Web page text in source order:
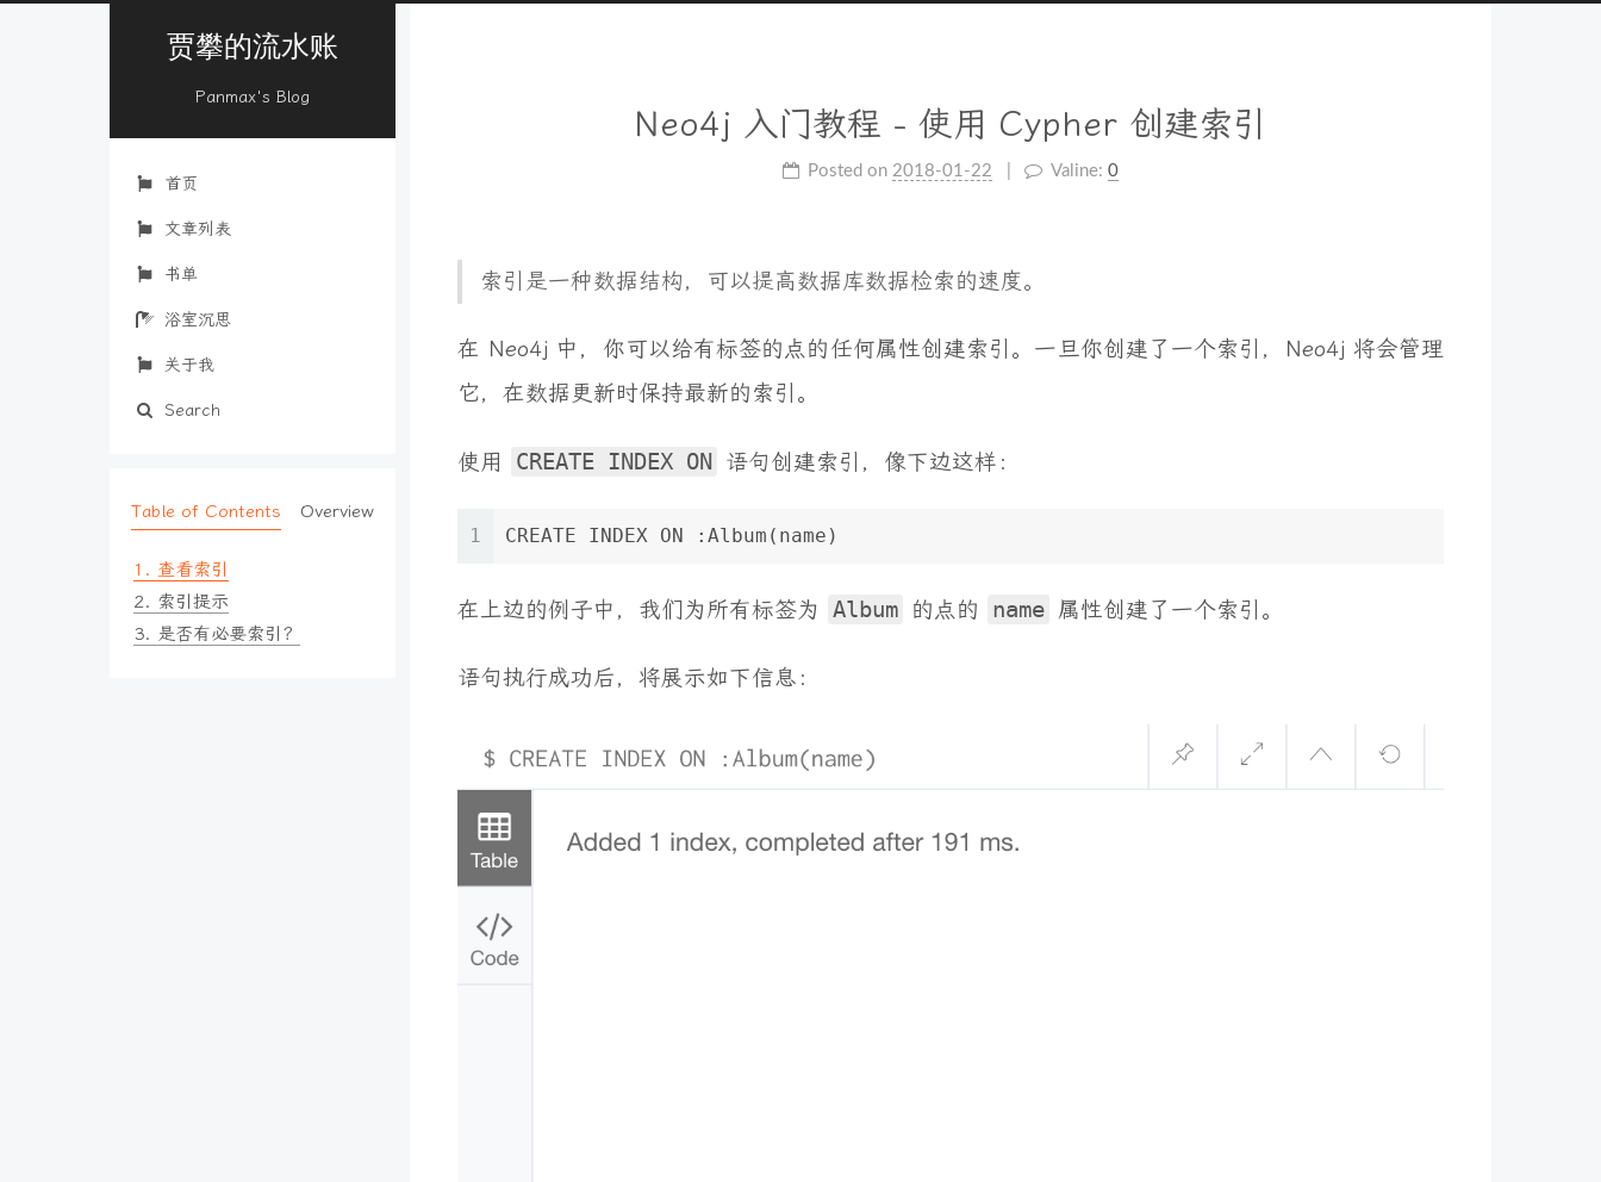
贾攀的流水账
Panmax's Blog
首页
文章列表
书单
浴室沉思
关于我
Search
Neo4j 入门教程 - 使用 Cypher 创建索引
Posted on 2018-01-22 Valine: 0
索引是一种数据结构，可以提高数据库数据检索的速度。
在 Neo4j 中，你可以给有标签的点的任何属性创建索引。一旦你创建了一个索引，Neo4j 将会管理
它，在数据更新时保持最新的索引。
使用 CREATE INDEX ON 语句创建索引，像下边这样：
1 CREATE INDEX ON :Album(name)
在上边的例子中，我们为所有标签为 Album 的点的 name 属性创建了一个索引。
语句执行成功后，将展示如下信息：
Table of Contents Overview
1. 查看索引
2. 索引提示
3. 是否有必要索引？